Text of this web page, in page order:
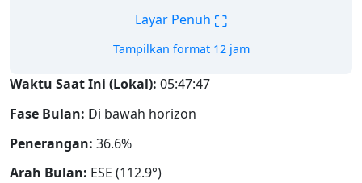
Layar Penuh ⛶
Tampilkan format 12 jam
Waktu Saat Ini (Lokal): 05:47:48
Fase Bulan: Di bawah horizon
Penerangan: 36.6%
Arah Bulan: ESE (112.9°)